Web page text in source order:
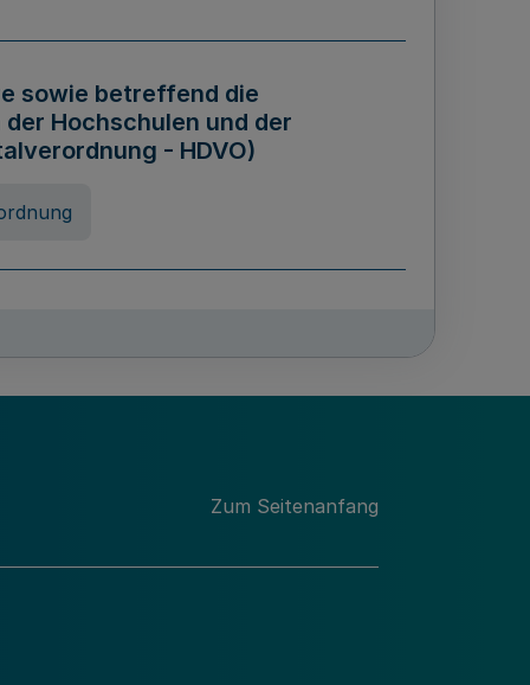
sowie betreffend die
Hochschulen und der
- HDVO)
des Landes Nordrhein-
Zum Seitenanfang